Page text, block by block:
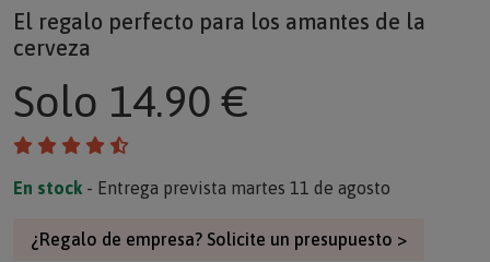
El regalo perfecto para los amantes de la
cerveza
Solo 14.90 €
En stock - Entrega prevista martes 11 de agosto
¿Regalo de empresa? Solicite un presupuesto >